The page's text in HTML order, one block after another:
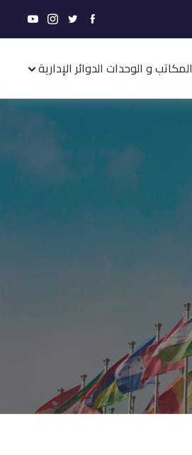
المكاتب و الوحدات الدوائر الإدارية